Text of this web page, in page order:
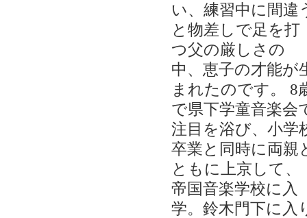
い、練習中に間違
と物差しで足を打
つ父の厳しさの
中、恵子の才能が
まれたのです。 8
で県下学童音楽会
注目を浴び、小学
卒業と同時に両親
ともに上京して、
帝国音楽学校に入
学。鈴木門下に入